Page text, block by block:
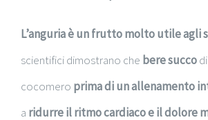
L’anguria è un frutto molto utile agli
scientifici dimostrano che bere succodi
cocomero prima di un allenamento
a ridurre il ritmo cardiaco e il dolore